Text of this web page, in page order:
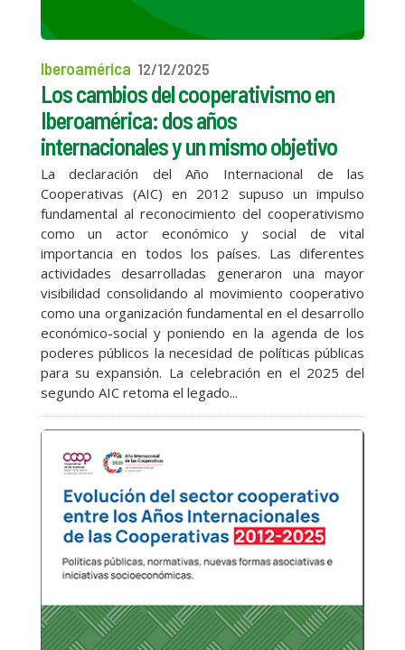
Iberoamérica 12/12/2025
Los cambios del cooperativismo en
Iberoamérica: dos años
internacionales y un mismo objetivo
La declaración del Año Internacional de las
Cooperativas (AIC) en 2012 supuso un impulso
fundamental al reconocimiento del cooperativismo
como un actor económico y social de vital
importancia en todos los países. Las diferentes
actividades desarrolladas generaron una mayor
visibilidad consolidando al movimiento cooperativo
como una organización fundamental en el desarrollo
económico-social y poniendo en la agenda de los
poderes públicos la necesidad de políticas públicas
para su expansión. La celebración en el 2025 del
segundo AIC retoma el legado...